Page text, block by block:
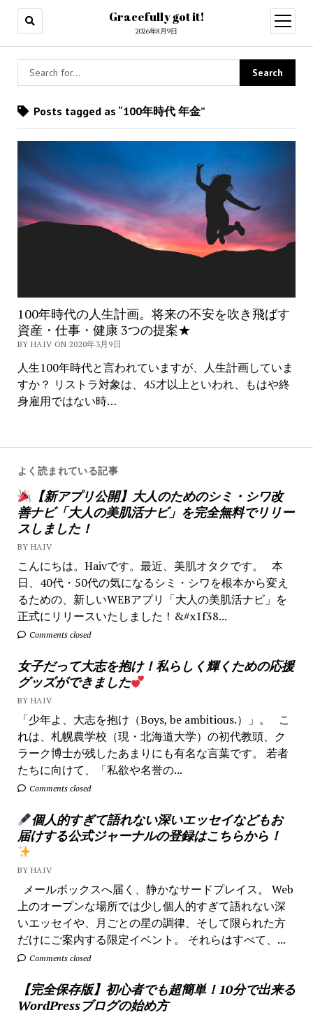
Gracefully got it!
2026年8月9日
open
menu
よく読まれている記事
【新アプリ公開】大人のためのシミ・シワ改
善ナビ「大人の美肌活ナビ」を完全無料でリリー
スしました！
BY HAIV
こんにちは。Haivです。最近、美肌オタクです。 本
日、40代・50代の気になるシミ・シワを根本から変え
るための、新しいWEBアプリ「大人の美肌活ナビ」を
正式にリリースいたしました！&#x1f38...
Comments closed
女子だって大志を抱け！私らしく輝くための応援
グッズができました
BY HAIV
「少年よ、大志を抱け（Boys, be ambitious.）」。 こ
れは、札幌農学校（現・北海道大学）の初代教頭、ク
ラーク博士が残したあまりにも有名な言葉です。 若者
たちに向けて、「私欲や名誉の...
Comments closed
個人的すぎて語れない深いエッセイなどもお
届けする公式ジャーナルの登録はこちらから！
BY HAIV
メールボックスへ届く、静かなサードプレイス。 Web
上のオープンな場所では少し個人的すぎて語れない深
いエッセイや、月ごとの星の調律、そして限られた方
だけにご案内する限定イベント。 それらはすべて、...
Comments closed
【完全保存版】初心者でも超簡単！10分で出来る
WordPressブログの始め方
Posts tagged as “100年時代 年金”
100年時代の人生計画。将来の不安を吹き飛ばす
資産・仕事・健康 3つの提案★
BY HAIV ON 2020年3月9日
人生100年時代と言われていますが、人生計画していま
すか？ リストラ対象は、45才以上といわれ、もはや終
身雇用ではない時…